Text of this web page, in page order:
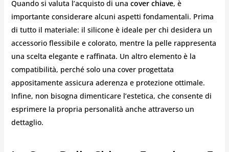
Quando si valuta l’acquisto di una cover chiave, è
importante considerare alcuni aspetti fondamentali. Prima
di tutto il materiale: il silicone è ideale per chi desidera un
accessorio flessibile e colorato, mentre la pelle rappresenta
una scelta elegante e raffinata. Un altro elemento è la
compatibilità, perché solo una cover progettata
appositamente assicura aderenza e protezione ottimale.
Infine, non bisogna dimenticare l’estetica, che consente di
esprimere la propria personalità anche attraverso un
dettaglio.